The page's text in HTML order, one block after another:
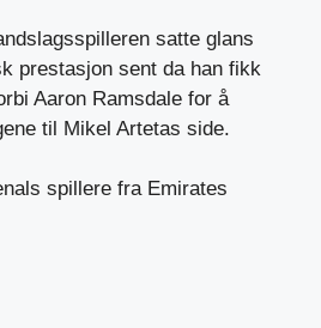
satte glans
prestasjon sent da han fikk
Aaron Ramsdale for å
til Mikel Artetas side.
spillere fra Emirates